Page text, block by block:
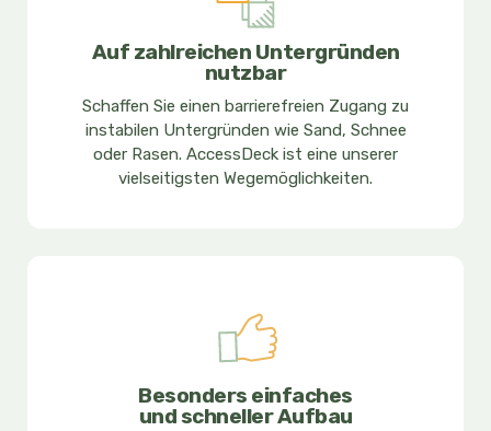
Auf zahlreichen Untergründen
nutzbar
Schaffen Sie einen barrierefreien Zugang zu
instabilen Untergründen wie Sand, Schnee
oder Rasen. AccessDeck ist eine unserer
vielseitigsten Wegemöglichkeiten.
Besonders einfaches
und schneller Aufbau